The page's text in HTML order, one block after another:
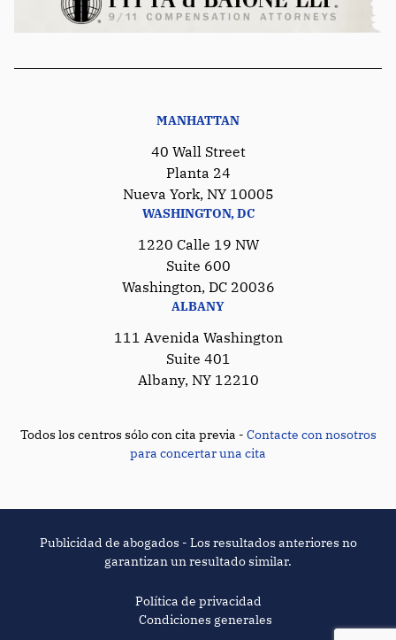
MANHATTAN
40 Wall Street
Planta 24
Nueva York, NY 10005
WASHINGTON, DC
1220 Calle 19 NW
Suite 600
Washington, DC 20036
ALBANY
111 Avenida Washington
Suite 401
Albany, NY 12210
Todos los centros sólo con cita previa - Contacte con nosotros
para concertar una cita
Publicidad de abogados - Los resultados anteriores no
garantizan un resultado similar.
Política de privacidad
Condiciones generales